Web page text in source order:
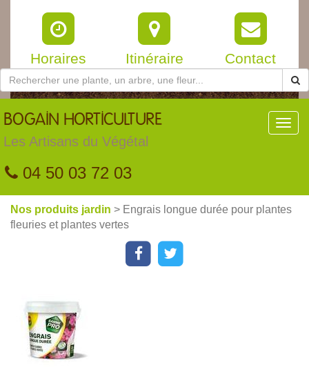
Horaires Itinéraire Contact
BOGAIN HORTICULTURE
Les Artisans du Végétal
04 50 03 72 03
Nos produits jardin > Engrais longue durée pour plantes
fleuries et plantes vertes